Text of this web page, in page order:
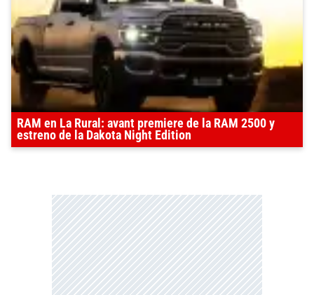
RAM en La Rural: avant premiere de la RAM 2500 y
estreno de la Dakota Night Edition